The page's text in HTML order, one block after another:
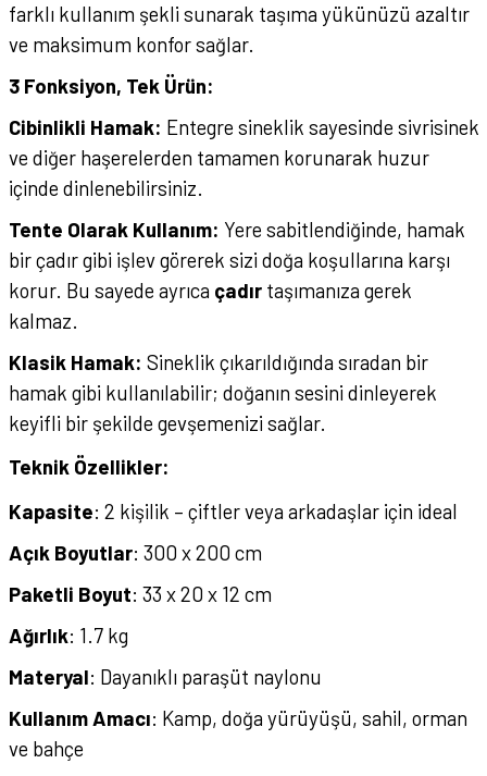
farklı kullanım şekli sunarak taşıma yükünüzü azaltır
ve maksimum konfor sağlar.
3 Fonksiyon, Tek Ürün:
Cibinlikli Hamak: Entegre sineklik sayesinde sivrisinek
ve diğer haşerelerden tamamen korunarak huzur
içinde dinlenebilirsiniz.
Tente Olarak Kullanım: Yere sabitlendiğinde, hamak
bir çadır gibi işlev görerek sizi doğa koşullarına karşı
korur. Bu sayede ayrıca çadırtaşımanıza gerek
kalmaz.
Klasik Hamak: Sineklik çıkarıldığında sıradan bir
hamak gibi kullanılabilir; doğanın sesini dinleyerek
keyifli bir şekilde gevşemenizi sağlar.
Teknik Özellikler:
Kapasite: 2 kişilik – çiftler veya arkadaşlar için ideal
Açık Boyutlar: 300 x 200 cm
Paketli Boyut: 33 x 20 x 12 cm
Ağırlık: 1.7 kg
Materyal: Dayanıklı paraşüt naylonu
Kullanım Amacı: Kamp, doğa yürüyüşü, sahil, orman
ve bahçe